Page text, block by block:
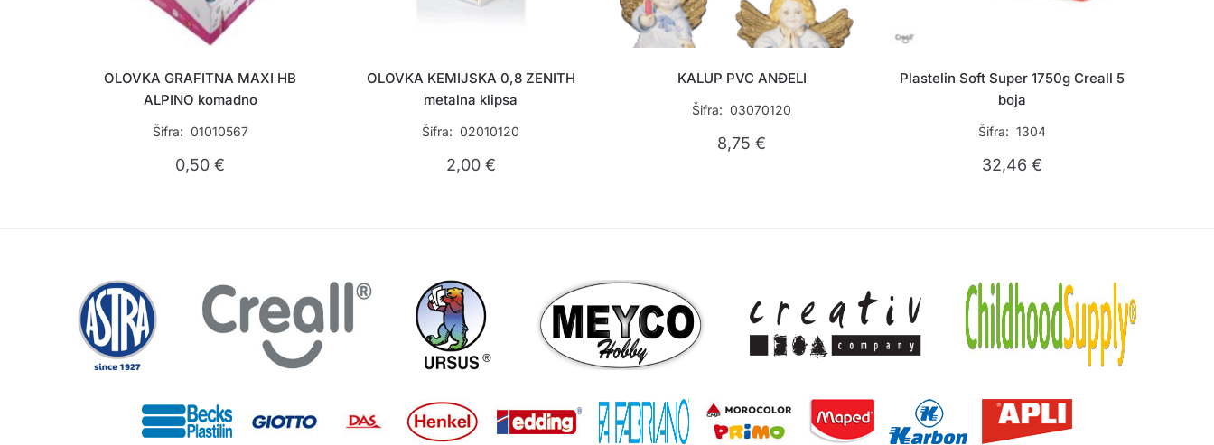
OLOVKA GRAFITNA MAXI HB
ALPINO komadno
Šifra: 01010567
0,50€
OLOVKA KEMIJSKA 0,8 ZENITH
metalna klipsa
Šifra: 02010120
2,00 €
KALUP PVC ANĐELI
Šifra: 03070120
8,75€
Plastelin Soft Super 1750g Creall 5
boja
Šifra: 1304
32,46€